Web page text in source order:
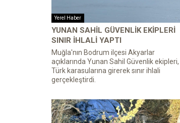
Yerel Haber
YUNAN SAHIL GÜVENLIK EKIPLERI
SINIR IHLALI YAPTI
Muğla'nın Bodrum ilçesi Akyarlar
açıklarında Yunan Sahil Güvenlik ekipleri,
Türk karasularına girerek sınır ihlali
gerçekleştirdi.